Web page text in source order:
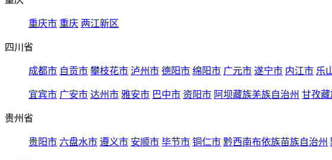
重庆市 重庆 两江新区
四川省
成都市 自贡市 攀枝花市 泸州市 德阳市 绵阳市 广元市 遂宁市 内江市 乐
宜宾市 广安市 达州市 雅安市 巴中市 资阳市 阿坝藏族羌族自治州 甘孜藏
贵州省
贵阳市 六盘水市 遵义市 安顺市 毕节市 铜仁市 黔西南布依族苗族自治州